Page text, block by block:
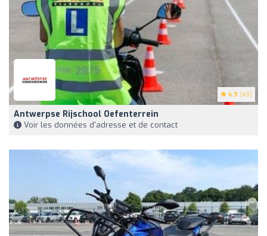
4.9 (49)
Antwerpse Rijschool Oefenterrein
Voir les données d'adresse et de contact